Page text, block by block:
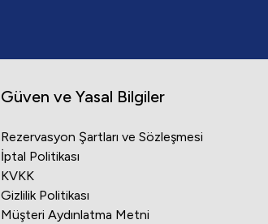
Güven ve Yasal Bilgiler
Rezervasyon Şartları ve Sözleşmesi
İptal Politikası
KVKK
Gizlilik Politikası
Müşteri Aydınlatma Metni